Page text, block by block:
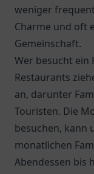
weniger
Charme und oft
Gemeinschaft.
Wer besucht ein
Restaurants
an, darunter
Touristen. Die
besuchen, kann
monatlichen
Abendessen bis